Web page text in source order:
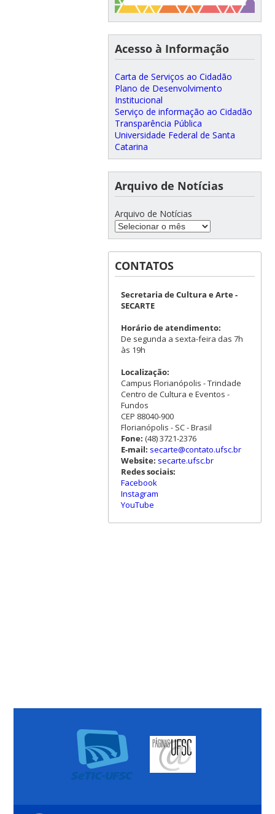
Acesso à Informação
Carta de Serviços ao Cidadão
Plano de Desenvolvimento
Institucional
Serviço de informação ao Cidadão
Transparência Pública
Universidade Federal de Santa
Catarina
Arquivo de Notícias
Arquivo de Notícias
CONTATOS
Secretaria de Cultura e Arte -
SECARTE
Horário de atendimento:
De segunda a sexta-feira das 7h
às 19h
Localização:
Campus Florianópolis - Trindade
Centro de Cultura e Eventos -
Fundos
CEP 88040-900
Florianópolis - SC - Brasil
Fone: (48) 3721-2376
E-mail: secarte@contato.ufsc.br
Website: secarte.ufsc.br
Redes sociais:
Facebook
Instagram
YouTube